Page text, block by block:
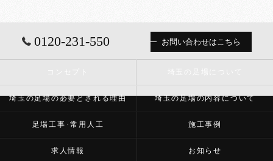
0120-231-550 お問い合わせはこちら
埼玉の足場の必要とされる理由 埼玉の足場の内容について
足場工事･常用人工 施工事例
求人情報 お知らせ